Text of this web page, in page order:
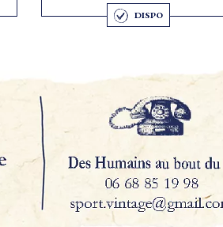
DISPO